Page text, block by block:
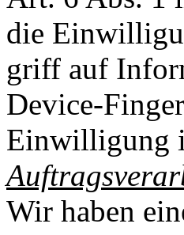
die
griff auf
Device-
Einwilligung
Wir haben